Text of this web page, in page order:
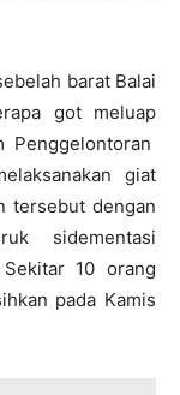
barat Balai
got meluap
Penggelontoran
giat
tersebut dengan
sidementasi
10 orang
pada Kamis